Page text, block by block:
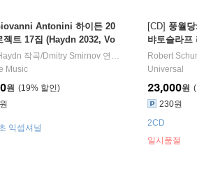
,Mark Milhofer,Christian Senn
노래 외 3명
Antonini 하이든 20
젝트 17집 (Haydn 2032, Vo
il Luigi)
작곡/Dmitry Smirnov 연주/ Giovanni Antonini
Music
19%
원
익셉셔널
[CD] 풍월
뱌토슬라프
Robert
Universal
23,000원
230원
일시품절
2CD